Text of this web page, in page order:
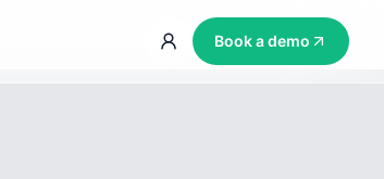
Book a demo